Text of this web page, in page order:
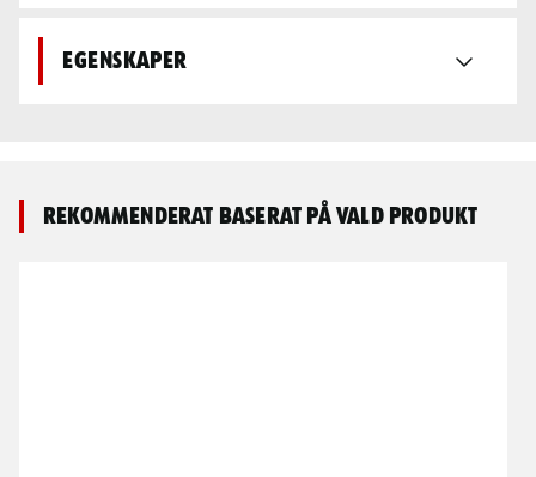
Egenskaper
Rekommenderat baserat på vald produkt